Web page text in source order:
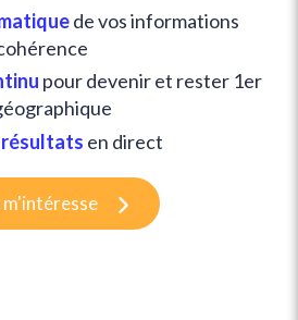
de vos informations
pour devenir et rester 1er
résultats en direct
m'intéresse